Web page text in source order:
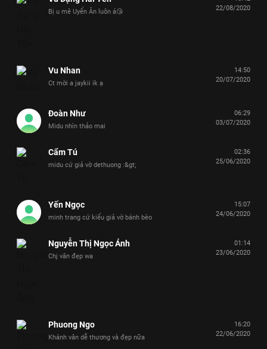
Bị u mê Uyển Ân luôn á😘
22/08/2020
Vu Nhan
Ct mời a jaykii ik ạ
14:50
20/07/2020
Đoàn Như
Midu nhìn thảo mai
06:29
03/07/2020
Cẩm Tú
midu cứ giả vờ dethuong :&gt;
02:36
25/06/2020
Yến Ngọc
minh trang cứ kiểu giả vờ bánh bèo
15:07
24/06/2020
Nguyễn Thị Ngọc Ánh
Chj vân đẹp wa
01:14
23/06/2020
Phuong Ngo
Khánh vân dễ thương và đẹp nữa
16:20
22/06/2020